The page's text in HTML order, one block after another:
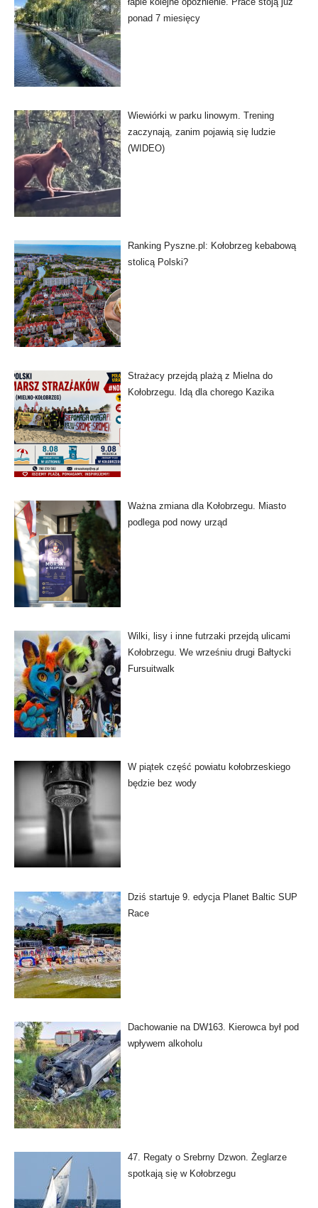
ponad 7 miesięcy
Wiewiórki w parku linowym. Trening
zaczynają, zanim pojawią się ludzie
(WIDEO)
Ranking Pyszne.pl: Kołobrzeg kebabową
stolicą Polski?
Strażacy przejdą plażą z Mielna do
Kołobrzegu. Idą dla chorego Kazika
Ważna zmiana dla Kołobrzegu. Miasto
podlega pod nowy urząd
Wilki, lisy i inne futrzaki przejdą ulicami
Kołobrzegu. We wrześniu drugi Bałtycki
Fursuitwalk
W piątek część powiatu kołobrzeskiego
będzie bez wody
Dziś startuje 9. edycja Planet Baltic SUP
Race
Dachowanie na DW163. Kierowca był pod
wpływem alkoholu
47. Regaty o Srebrny Dzwon. Żeglarze
spotkają się w Kołobrzegu